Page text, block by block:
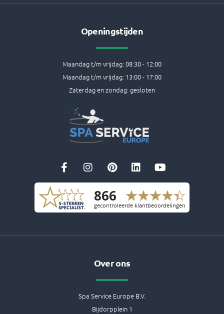
Openingstijden
Maandag t/m vrijdag: 08:30 - 12:00
Maandag t/m vrijdag: 13:00 - 17:00
Zaterdag en zondag: gesloten
F
a
c
e
b
o
-
I
n
s
g
m
P
i
n
t
e
r
t
L
i
n
e
d
o
u
u
b
Over ons
Spa Service Europe B.V.
Bijdorpplein 1